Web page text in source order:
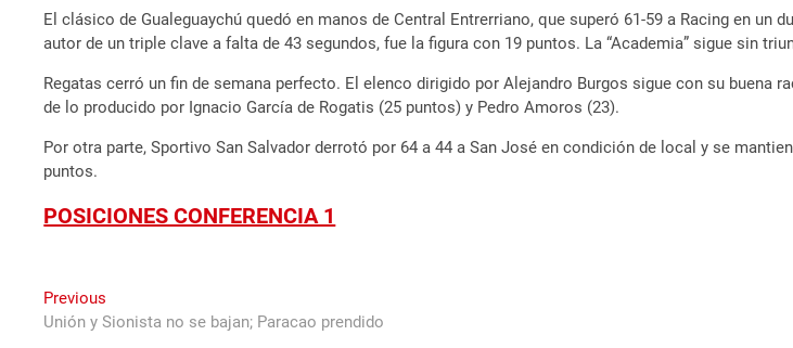
El clásico de Gualeguaychú quedó en manos de Central Entrerriano, que superó 61-59 a Racing en
autor de un triple clave a falta de 43 segundos, fue la figura con 19 puntos. La “Academia” sigue sin
Regatas cerró un fin de semana perfecto. El elenco dirigido por Alejandro Burgos sigue con su
de lo producido por Ignacio García de Rogatis (25 puntos) y Pedro Amoros (23).
Por otra parte, Sportivo San Salvador derrotó por 64 a 44 a San José en condición de local y se
puntos.
POSICIONES CONFERENCIA 1
Navegación
de
Previous
post:
Unión y Sionista no se bajan; Paracao prendido